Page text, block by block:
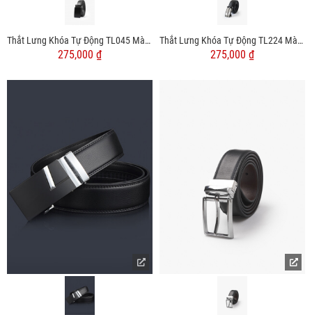
Thắt Lưng Khóa Tự Động TL045 Màu Đen
275,000 ₫
Thắt Lưng Khóa Tự Động TL224 Màu Đen
275,000 ₫